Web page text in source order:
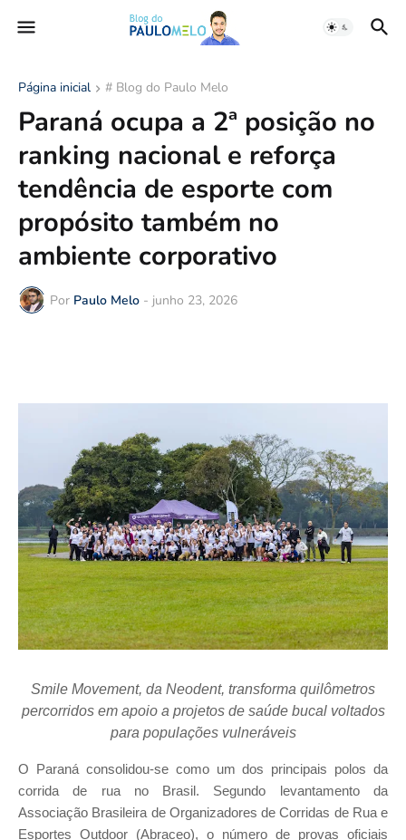
Página inicial # Blog do Paulo Melo
Paraná ocupa a 2ª posição no
ranking nacional e reforça
tendência de esporte com
propósito também no
ambiente corporativo
Por Paulo Melo - junho 23, 2026
Smile Movement, da Neodent, transforma quilômetros
percorridos em apoio a projetos de saúde bucal voltados
para populações vulneráveis
O Paraná consolidou-se como um dos principais polos da
corrida de rua no Brasil. Segundo levantamento da
Associação Brasileira de Organizadores de Corridas de Rua e
Esportes Outdoor (Abraceo), o número de provas oficiais